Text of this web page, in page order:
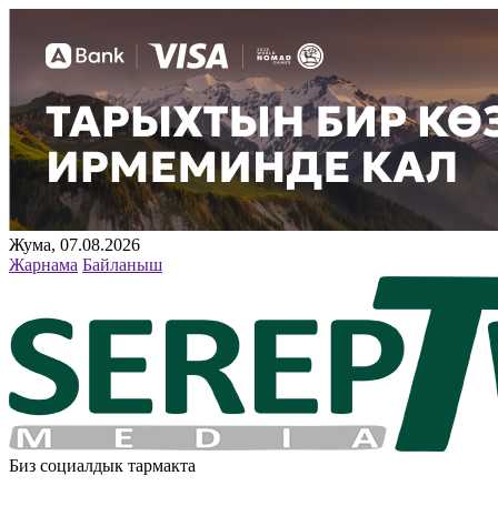
Жума, 07.08.2026
Жарнама Байланыш
Биз социалдык тармакта